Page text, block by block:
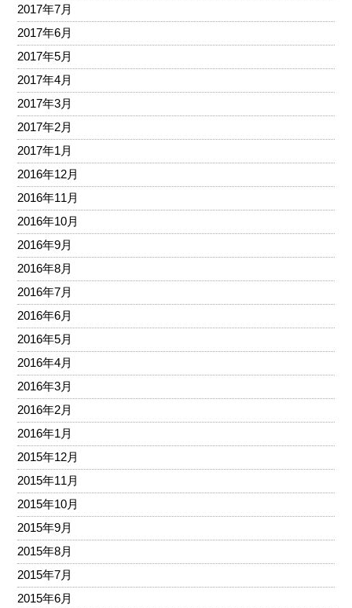
2017年7月
2017年6月
2017年5月
2017年4月
2017年3月
2017年2月
2017年1月
2016年12月
2016年11月
2016年10月
2016年9月
2016年8月
2016年7月
2016年6月
2016年5月
2016年4月
2016年3月
2016年2月
2016年1月
2015年12月
2015年11月
2015年10月
2015年9月
2015年8月
2015年7月
2015年6月